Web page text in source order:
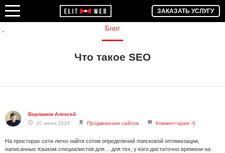
ЗАКАЗАТЬ УСЛУГУ
Блог
Что такое SEO
Варламов Алексей
20 июня 2019
Продвижение сайтов Комментарии: 0
На просторах сети легко найти сотни определений поисковой оптимизации,
написанных языком специалистов для… для тех, у кого достаточно времени на